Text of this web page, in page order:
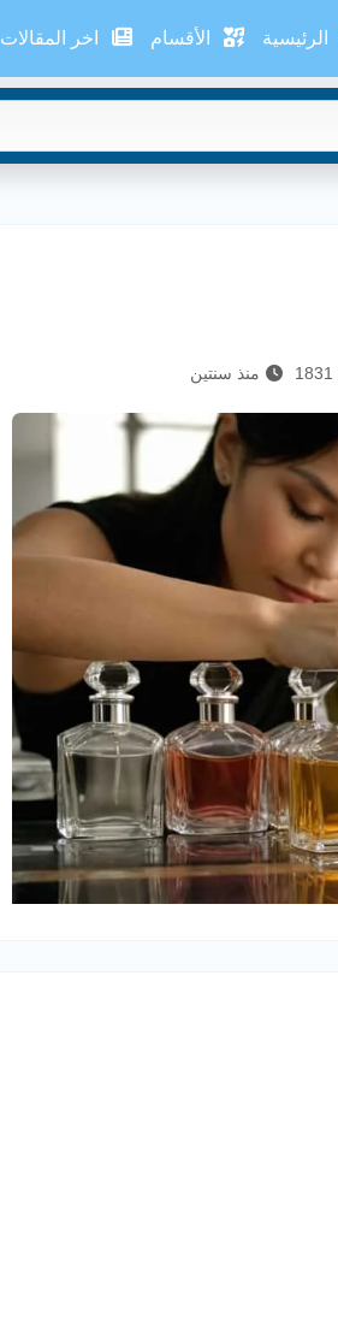
الرئيسية الأقسام اخر المقالات
منذ سنتين